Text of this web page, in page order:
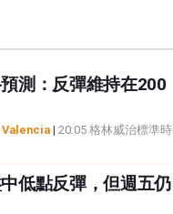
測：反彈維持在200
| 20:05 格林威治標準時
低點反彈，但週五仍